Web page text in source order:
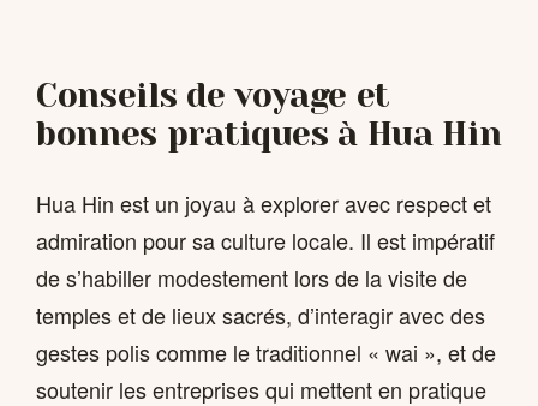
Conseils de voyage et
bonnes pratiques à Hua Hin
Hua Hin est un joyau à explorer avec respect et
admiration pour sa culture locale. Il est impératif
de s’habiller modestement lors de la visite de
temples et de lieux sacrés, d’interagir avec des
gestes polis comme le traditionnel « wai », et de
soutenir les entreprises qui mettent en pratique